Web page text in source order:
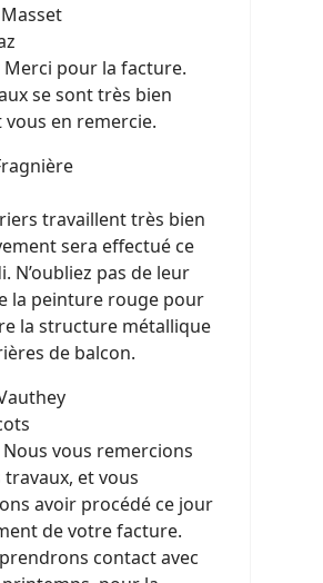
pour la facture.
se sont très bien
vous en remercie.
travaillent très bien
sera effectué ce
N’oubliez pas de leur
la peinture rouge pour
la structure métallique
de balcon.
Nous vous remercions
et vous
avoir procédé ce jour
de votre facture.
contact avec